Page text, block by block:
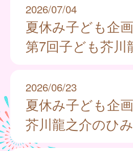
2026/07/04
夏休み子ども企画
第7回子ども芥川
2026/06/23
夏休み子ども企
芥川龍之介のひ